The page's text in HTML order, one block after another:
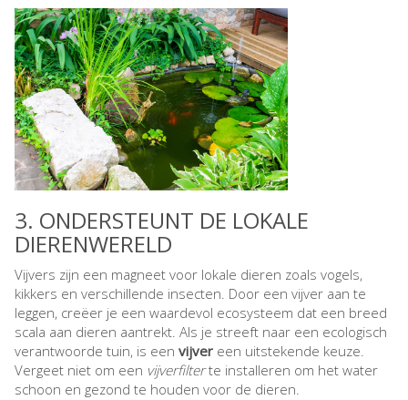
3. ONDERSTEUNT DE LOKALE
DIERENWERELD
Vijvers zijn een magneet voor lokale dieren zoals vogels,
kikkers en verschillende insecten. Door een vijver aan te
leggen, creëer je een waardevol ecosysteem dat een breed
scala aan dieren aantrekt. Als je streeft naar een ecologisch
verantwoorde tuin, is een vijver een uitstekende keuze.
Vergeet niet om een vijverfilterte installeren om het water
schoon en gezond te houden voor de dieren.